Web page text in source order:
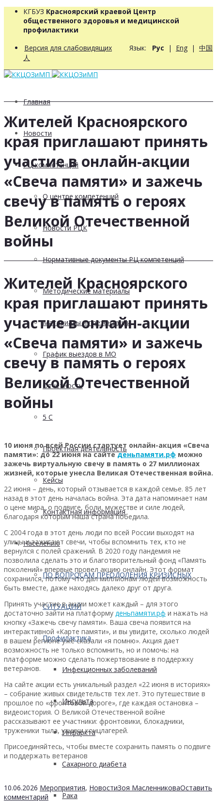
КГБУЗ Красноярский краевой Центр
общественного здоровья и медицинской
профилактики
Версия для слабовидящих Язык: Рус | Eng | 中国
人
Главная
Новости
РЦ компетенций
О центре компетенций
Новости РЦК
Нормативные документы РЦ компетенций
Методические материалы
Материалы и презентации
График выездов в МО
Отчетность
5 С
Проектная деятельность
Кейсы
Контактная информация
Населению
ПО ВОПРОСАМ ПРЕОДОЛЕНИЯ КРИЗИСНЫХ
СИТУАЦИЙ
Профилактика
Инфекционных заболеваний
Инсульта
Инфаркта
Сахарного диабета
Рака
Жителей Красноярского
края приглашают принять
участие в онлайн-акции
«Свеча памяти» и зажечь
свечу в память о героях
Великой Отечественной
войны
Жителей Красноярского
края приглашают принять
участие в онлайн-акции
«Свеча памяти» и зажечь
свечу в память о героях
Великой Отечественной
войны
10 июня по всей России стартует онлайн-акция «Свеча
памяти»: до 22 июня на сайтеденьпамяти.рф можно
зажечь виртуальную свечу в память о 27 миллионах
жизней, которые унесла Великая Отечественная война.
22 июня – день, который отзывается в каждой семье. 85 лет
назад в этот день началась война. Эта дата напоминает нам
о цене мира, о подвиге, боли, мужестве и силе людей,
благодаря которым наша страна победила.
С 2004 года в этот день люди по всей России выходят на
улицы и зажигают свечи, чтобы вспомнить тех, кто не
вернулся с полей сражений. В 2020 году пандемия не
позволила сделать это и благотворительный фонд «Память
поколений» впервые провел акцию онлайн. Этот формат
сохранился, потому что дал миллионам людей возможность
быть вместе, даже находясь далеко друг от друга.
Принять участие в акции может каждый – для этого
достаточно зайти на платформу деньпамяти.рф и нажать на
кнопку «Зажечь свечу памяти». Ваша свеча появится на
интерактивной «Карте памяти», и вы увидите, сколько людей
в вашем регионе уже сказали «я помню». Акция дает
возможность не только вспомнить, но и помочь: на
платформе можно сделать пожертвование в поддержку
ветеранов.
На сайте акции есть уникальный раздел «22 июня в историях»
– собрание живых свидетельств тех лет. Это путешествие в
прошлое по «фронтовой дороге», где каждая остановка –
видеоистория. О Великой Отечественной войне
рассказывают ее участники: фронтовики, блокадники,
труженики тыла, узники концлагерей.
Присоединяйтесь, чтобы вместе сохранить память о подвиге
и поддержать ветеранов
10.06.2026 Мероприятия, НовостиЗоя МасленниковаОставить
комментарий